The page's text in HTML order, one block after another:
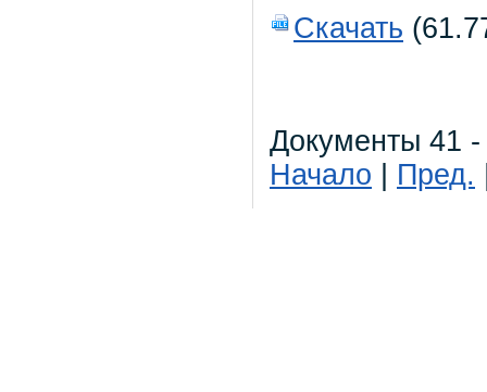
Скачать
Документы 41 -
Начало
Пред.